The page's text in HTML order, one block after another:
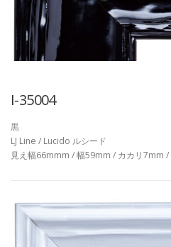
I-35004
黒
LJ Line / Lucido ルシード
見え幅66mmm / 幅59mm / カカリ7mm